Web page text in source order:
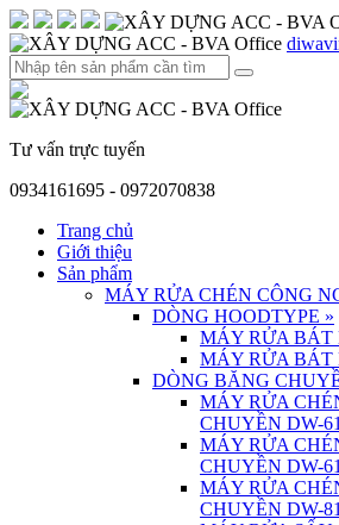
Tư vấn trực tuyến
0934161695 - 0972070838
Trang chủ
Giới thiệu
Sản phẩm
MÁY RỬA CHÉN CÔNG
DÒNG HOODTYPE »
MÁY RỬA BÁT
MÁY RỬA BÁT
DÒNG BĂNG
MÁY RỬA
CHUYỀN DW-
MÁY RỬA
CHUYỀN DW-
MÁY RỬA
CHUYỀN DW-